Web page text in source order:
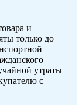
и
только до
утраты
с